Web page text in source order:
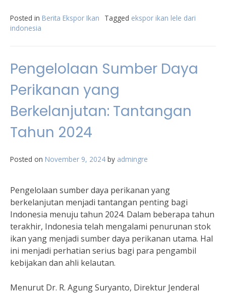
Posted in Berita Ekspor Ikan Tagged ekspor ikan lele dari
indonesia
Pengelolaan Sumber Daya
Perikanan yang
Berkelanjutan: Tantangan
Tahun 2024
Posted on November 9, 2024 by admingre
Pengelolaan sumber daya perikanan yang
berkelanjutan menjadi tantangan penting bagi
Indonesia menuju tahun 2024. Dalam beberapa tahun
terakhir, Indonesia telah mengalami penurunan stok
ikan yang menjadi sumber daya perikanan utama. Hal
ini menjadi perhatian serius bagi para pengambil
kebijakan dan ahli kelautan.
Menurut Dr. R. Agung Suryanto, Direktur Jenderal